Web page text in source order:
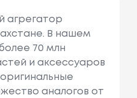
агрегатор
В нашем
70 млн
и аксессуаров
аналогов от